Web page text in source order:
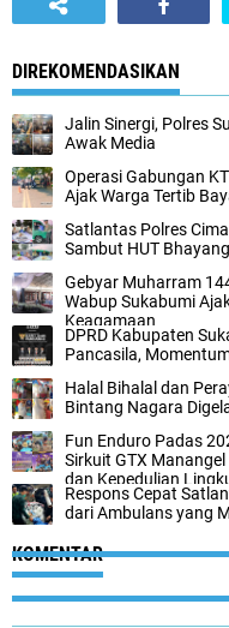
DIREKOMENDASIKAN
Jalin Sinergi, Polres
Awak Media
Operasi Gabungan
Ajak Warga Tertib
Satlantas Polres
Sambut HUT
Gebyar Muharram
Wabup Sukabumi
Keagamaan
DPRD Kabupaten
Pancasila,
Halal Bihalal dan
Bintang Nagara
Fun Enduro Padas
Sirkuit GTX
dan Kepedulian
Respons Cepat
dari Ambulans yang
KOMENTAR